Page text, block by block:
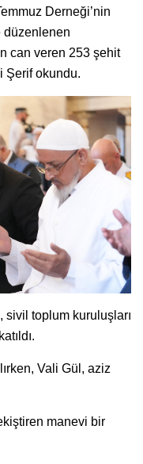
Derneği’nin
düzenlenen
can veren 253 şehit
Şerif okundu.
sivil toplum kuruluşları
Vali Gül, aziz
manevi bir